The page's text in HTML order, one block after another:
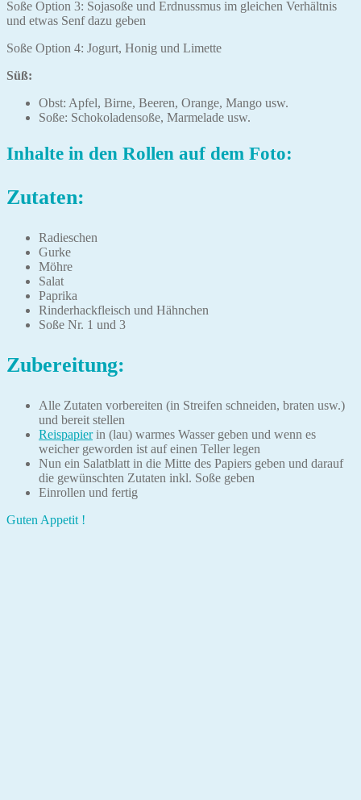
Soße Option 3: Sojasoße und Erdnussmus im gleichen Verhältnis
und etwas Senf dazu geben
Soße Option 4: Jogurt, Honig und Limette
Süß:
Obst: Apfel, Birne, Beeren, Orange, Mango usw.
Soße: Schokoladensoße, Marmelade usw.
Inhalte in den Rollen auf dem Foto:
Zutaten:
Radieschen
Gurke
Möhre
Salat
Paprika
Rinderhackfleisch und Hähnchen
Soße Nr. 1 und 3
Zubereitung:
Alle Zutaten vorbereiten (in Streifen schneiden, braten usw.)
und bereit stellen
Reispapierin (lau) warmes Wasser geben und wenn es
weicher geworden ist auf einen Teller legen
Nun ein Salatblatt in die Mitte des Papiers geben und darauf
die gewünschten Zutaten inkl. Soße geben
Einrollen und fertig
Guten Appetit !